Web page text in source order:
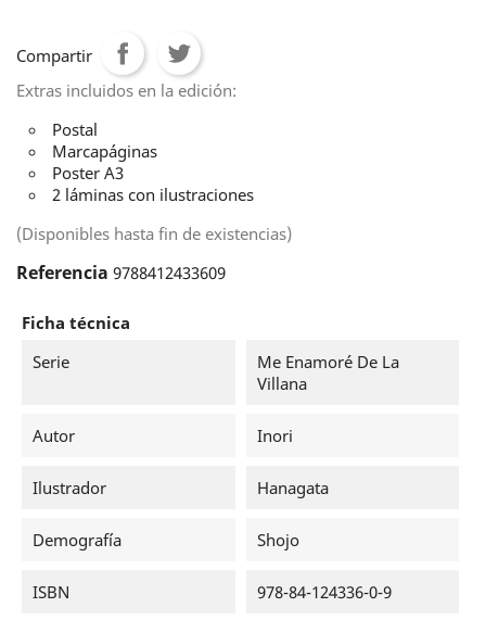
Compartir
Extras incluidos en la edición:
Postal
Marcapáginas
Poster A3
2 láminas con ilustraciones
(Disponibles hasta fin de existencias)
Referencia 9788412433609
Ficha técnica
Serie
Me Enamoré De La
Villana
Autor Inori
Ilustrador Hanagata
Demografía Shojo
ISBN 978-84-124336-0-9